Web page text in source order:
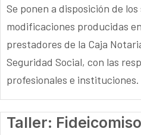
Se ponen a disposición de
modificaciones producidas
prestadores de la Caja
Seguridad Social, con las
profesionales e instituciones.
Taller: Fideicomiso